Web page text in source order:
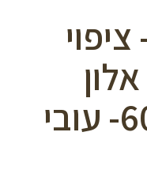
מבוקע) 60/160- עובי